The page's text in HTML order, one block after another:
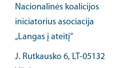
Nacionalinės koalicijos
iniciatorius asociacija
„Langas į ateitį“
J. Rutkausko 6, LT-05132